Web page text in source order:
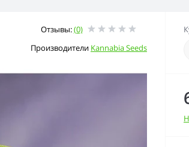
Отзывы:(0)
Производители Kannabia Seeds